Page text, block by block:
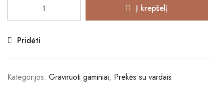
Į krepšelį
Pridėti
Kategorijos: Graviruoti gaminiai, Prekės su vardais